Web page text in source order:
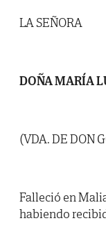
LA SEÑORA
DOÑA MARÍA
(VDA. DE DON
Falleció en
habiendo